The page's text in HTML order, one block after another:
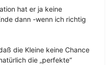
hat er ja keine
dann -wenn ich richtig
die Kleine keine Chance
die „perfekte“